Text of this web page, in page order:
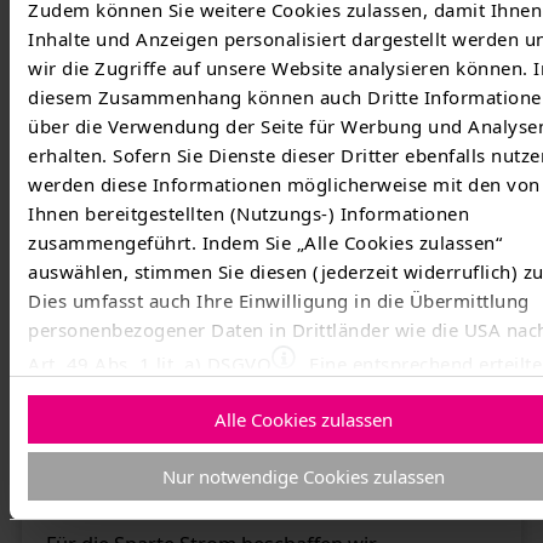
Zudem können Sie weitere Cookies zulassen, damit Ihnen
Inhalte und Anzeigen personalisiert dargestellt werden
wir die Zugriffe auf unsere Website analysieren können.
diesem Zusammenhang können auch Dritte
über die Verwendung der Seite für Werbung und
erhalten. Sofern Sie Dienste dieser Dritter ebenfalls
werden diese Informationen möglicherweise mit den von
Ihnen bereitgestellten (Nutzungs-) Informationen
zusammengeführt. Indem Sie „Alle Cookies zulassen“
auswählen, stimmen Sie diesen (jederzeit widerruflich)
Dies umfasst auch Ihre Einwilligung in die Übermittlung
personenbezogener Daten in Drittländer wie die USA
Einwilligung kann jederzeit widerrufen werden. Nähere
Informationen zu allem Vorgenannten finden Sie in
Cookieerklärung. In unsererDatenschutzerklärung
Sie zudem, wie Sie wir personenbezogene Daten
und wie Sie uns kontaktieren können.
Alle Cookies zulassen
Nur notwendige Cookies zulassen
hochwertiger Smart Meter Gateways und
Steuerboxen.
Weiterlesen
Guido Werner/TMZ
Stromzähler